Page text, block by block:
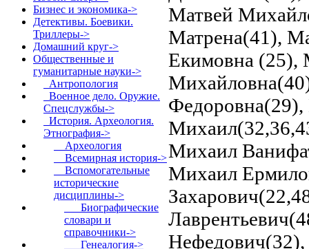
Бизнес и экономика->
Детективы. Боевики.
Триллеры->
Домашний круг->
Общественные и
гуманитарные науки->
Антропология
Военное дело. Оружие.
Спецслужбы->
История. Археология.
Этнография->
Археология
Всемирная история->
Вспомогательные
исторические
дисциплины->
Биографические
словари и
справочники->
Генеалогия->
Матвей
Матрена(41),
Екимовна (25),
Михаил
Михаил